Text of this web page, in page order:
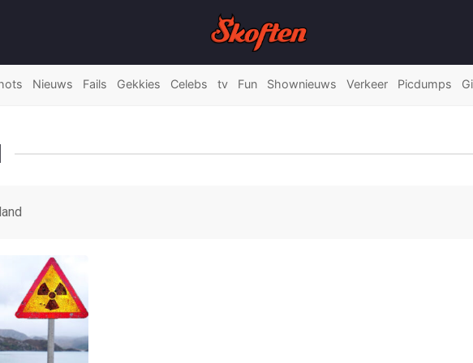
Nieuws Fails Gekkies Celebs tv Fun Shownieuws Verkeer Picdumps